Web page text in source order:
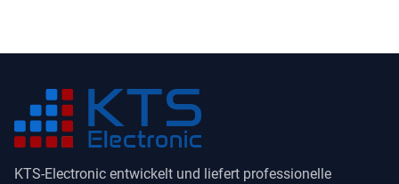
KTS-Electronic entwickelt und liefert professionelle